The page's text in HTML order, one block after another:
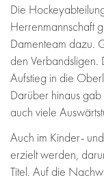
Die
Herrenmannschaft
Damenteam dazu.
den
Aufstieg in die
Darüber hinaus
auch viele
Auch im Kinder-
erzielt werden,
Titel. Auf die